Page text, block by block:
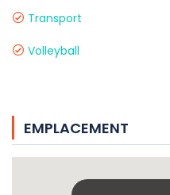
Transport
Volleyball
EMPLACEMENT